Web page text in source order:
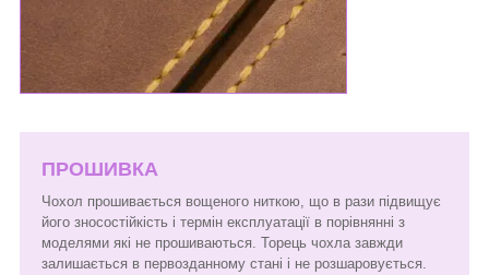
ПРОШИВКА
Чохол прошивається вощеного ниткою, що в рази підвищує
його зносостійкість і термін експлуатації в порівнянні з
моделями які не прошиваються. Торець чохла завжди
залишається в первозданному стані і не розшаровується.